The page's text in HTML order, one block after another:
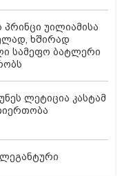
უილიამისა
ხშირად
სამეფო ბატლერი
ლეტიცია კასტამ